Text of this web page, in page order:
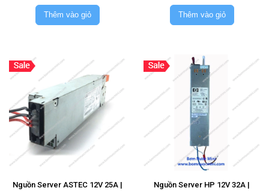
Thêm vào giỏ Thêm vào giỏ
Nguồn Server ASTEC 12V 25A |
Nguồn Server HP 12V 32A |